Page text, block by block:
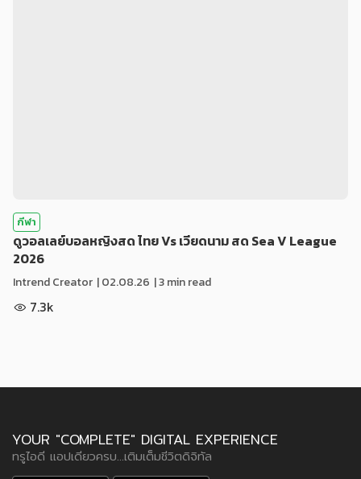
กีฬา
ดูวอลเลย์บอลหญิงสด ไทย Vs เวียดนาม สด Sea V League
2026
Intrend Creator |02.08.26 | 3 min read
7.3k
YOUR "COMPLETE" DIGITAL EXPERIENCE
ทรูไอดี แอปเดียวครบ...เติมเต็มชีวิตดิจิทัล